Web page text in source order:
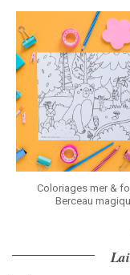
Coloriages mer &
Berceau